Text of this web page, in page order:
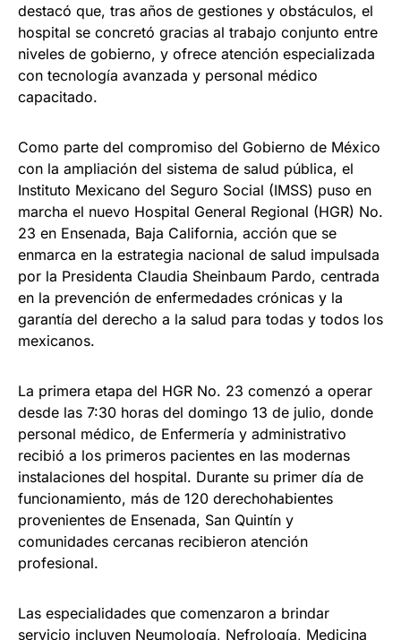
destacó que, tras años de gestiones y obstáculos, el
hospital se concretó gracias al trabajo conjunto entre
niveles de gobierno, y ofrece atención especializada
con tecnología avanzada y personal médico
capacitado.
Como parte del compromiso del Gobierno de México
con la ampliación del sistema de salud pública, el
Instituto Mexicano del Seguro Social (IMSS) puso en
marcha el nuevo Hospital General Regional (HGR) No.
23 en Ensenada, Baja California, acción que se
enmarca en la estrategia nacional de salud impulsada
por la Presidenta Claudia Sheinbaum Pardo, centrada
en la prevención de enfermedades crónicas y la
garantía del derecho a la salud para todas y todos los
mexicanos.
La primera etapa del HGR No. 23 comenzó a operar
desde las 7:30 horas del domingo 13 de julio, donde
personal médico, de Enfermería y administrativo
recibió a los primeros pacientes en las modernas
instalaciones del hospital. Durante su primer día de
funcionamiento, más de 120 derechohabientes
provenientes de Ensenada, San Quintín y
comunidades cercanas recibieron atención
profesional.
Las especialidades que comenzaron a brindar
servicio incluyen Neumología, Nefrología, Medicina